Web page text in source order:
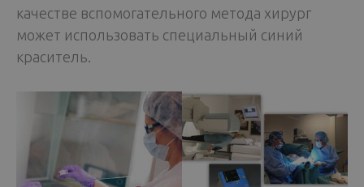
качестве вспомогательного метода хирург
может использовать специальный синий
краситель.